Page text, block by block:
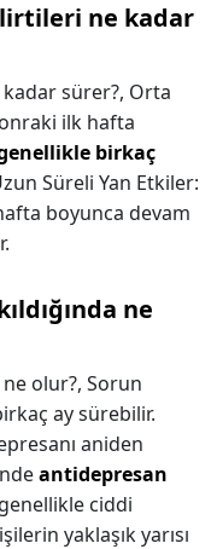
ne kadar
sürer?, Orta
ilk hafta
birkaç
Süreli Yan Etkiler:
boyunca devam
ne
olur?, Sorun
ay sürebilir.
aniden
antidepresan
ciddi
yaklaşık yarısı